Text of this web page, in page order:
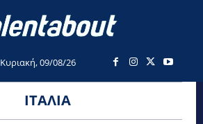
Κυριακή, 09/08/26
ΙΤΑΛΊΑ